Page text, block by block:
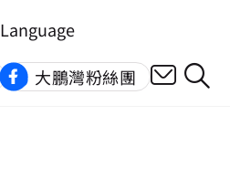
Language
大鵬灣粉絲團